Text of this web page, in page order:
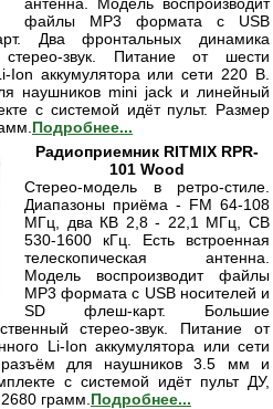
файлы MP3 формата с USB
Два фронтальных динамика
стерео-звук. Питание от шести
Ion аккумулятора или сети 220 В.
наушников mini jack и линейный
с системой идёт пульт. Размер
Подробнее...
Радиоприемник RITMIX RPR-
101 Wood
Стерео-модель в ретро-стиле.
Диапазоны приёма - FM 64-108
МГц, два КВ 2,8 - 22,1 МГц, СВ
530-1600 кГц. Есть встроенная
телескопическая антенна.
Модель воспроизводит файлы
MP3 формата с USB носителей и
SD флеш-карт. Большие
стерео-звук. Питание от
Li-Ion аккумулятора или сети
для наушников 3.5 мм и
с системой идёт пульт ДУ,
грамм. Подробнее...